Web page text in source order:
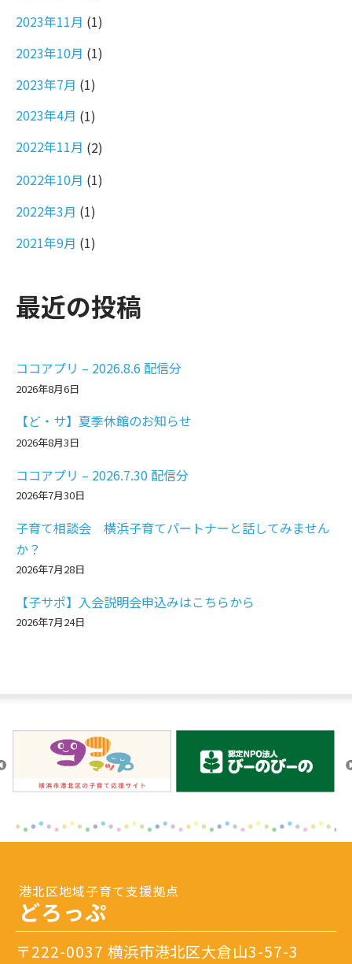
2023年11月 (1)
2023年10月 (1)
2023年7月 (1)
2023年4月 (1)
2022年11月 (2)
2022年10月 (1)
2022年3月 (1)
2021年9月 (1)
最近の投稿
ココアプリ – 2026.8.6 配信分
2026年8月6日
【ど・サ】夏季休館のお知らせ
2026年8月3日
ココアプリ – 2026.7.30 配信分
2026年7月30日
子育て相談会 横浜子育てパートナーと話してみません
か？
2026年7月28日
【子サポ】入会説明会申込みはこちらから
2026年7月24日
港北区地域子育て支援拠点
どろっぷ
〒222-0037 横浜市港北区大倉山3-57-3